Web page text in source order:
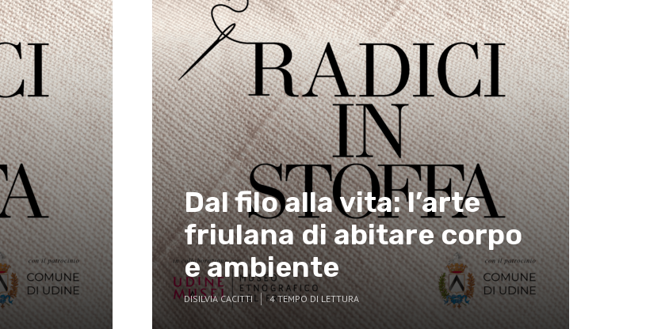
Dal filo alla vita: l’arte
friulana di abitare corpo
e ambiente
DISILVIA CACITTI 4 TEMPO DI LETTURA